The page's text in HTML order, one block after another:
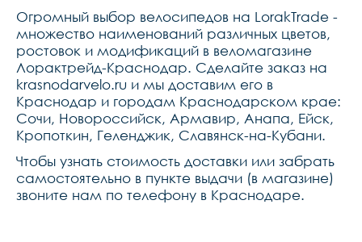
Огромный выбор велосипедов на LorakTrade -
множество наименований различных цветов,
ростовок и модификаций в веломагазине
Лорактрейд-Краснодар. Сделайте заказ на
krasnodarvelo.ru и мы доставим его в
Краснодар и городам Краснодарском крае:
Сочи, Новороссийск, Армавир, Анапа, Ейск,
Кропоткин, Геленджик, Славянск-на-Кубани.
Чтобы узнать стоимость доставки или забрать
самостоятельно в пункте выдачи (в магазине)
звоните нам по телефону в Краснодаре.